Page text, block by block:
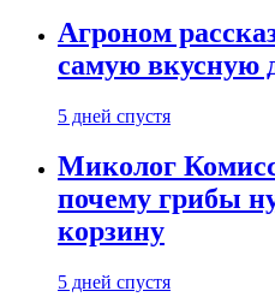
Агроном
самую вкусную
5 дней спустя
Миколог
почему грибы
корзину
5 дней спустя